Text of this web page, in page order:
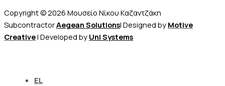
Copyright © 2026 Μουσείο Νίκου Καζαντζάκη
SubcontractorAegean Solutions| Designed by Motive
Creative| Developed by Uni Systems
EL